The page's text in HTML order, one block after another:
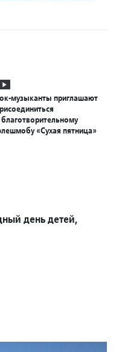
музыканты приглашают
«Сухая пятница»
день детей,